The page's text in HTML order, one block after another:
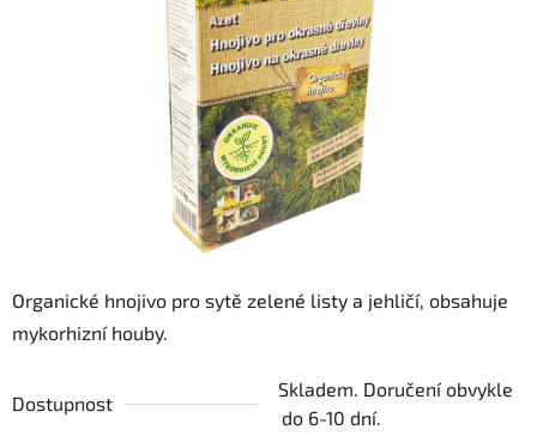
Organické hnojivo pro sytě zelené listy a jehličí, obsahuje
mykorhizní houby.
Dostupnost
Skladem. Doručení obvykle
do 6-10 dní.